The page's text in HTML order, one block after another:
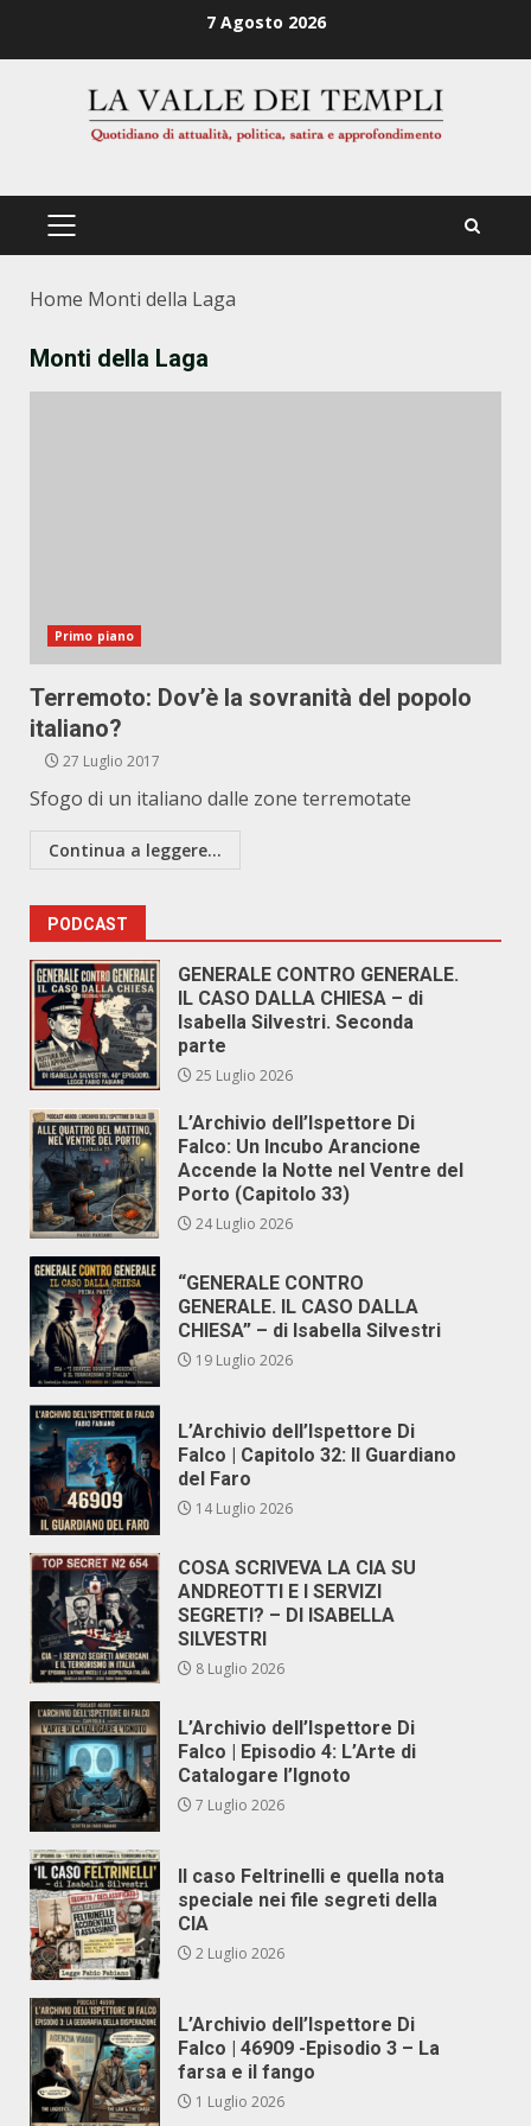
7 Agosto 2026
PRIMÄRES
Home Monti della Laga
Monti della Laga
Primo piano
Terremoto: Dov’è la sovranità del popolo
italiano?
27 Luglio 2017
Sfogo di un italiano dalle zone terremotate
Continua a leggere...
PODCAST
GENERALE CONTRO GENERALE.
IL CASO DALLA CHIESA – di
Isabella Silvestri. Seconda
parte
25 Luglio 2026
L’Archivio dell’Ispettore Di
Falco: Un Incubo Arancione
Accende la Notte nel Ventre del
Porto (Capitolo 33)
24 Luglio 2026
“GENERALE CONTRO
GENERALE. IL CASO DALLA
CHIESA” – di Isabella Silvestri
19 Luglio 2026
L’Archivio dell’Ispettore Di
Falco | Capitolo 32: Il Guardiano
del Faro
14 Luglio 2026
COSA SCRIVEVA LA CIA SU
ANDREOTTI E I SERVIZI
SEGRETI? – DI ISABELLA
SILVESTRI
8 Luglio 2026
L’Archivio dell’Ispettore Di
Falco | Episodio 4: L’Arte di
Catalogare l’Ignoto
7 Luglio 2026
Il caso Feltrinelli e quella nota
speciale nei file segreti della
CIA
2 Luglio 2026
L’Archivio dell’Ispettore Di
Falco | 46909 -Episodio 3 – La
farsa e il fango
1 Luglio 2026